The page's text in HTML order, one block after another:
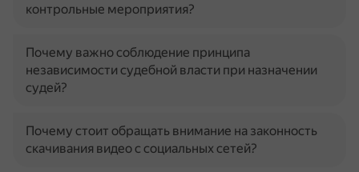
контрольные мероприятия?
Почему важно соблюдение принципа
независимости судебной власти при назначении
судей?
Почему стоит обращать внимание на законность
скачивания видео с социальных сетей?